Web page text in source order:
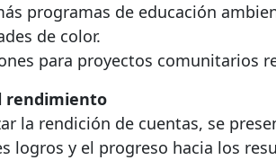
programas de educación
de color.
para proyectos comunitarios
rendimiento
la rendición de cuentas, se
logros y el progreso hacia los